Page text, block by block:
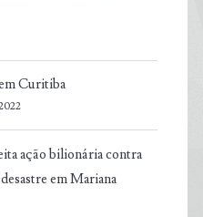
Curitiba
ação bilionária contra
em Mariana